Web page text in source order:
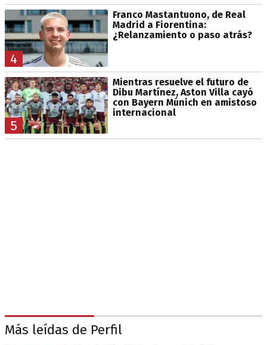
4
Franco Mastantuono, de Real
Madrid a Fiorentina:
¿Relanzamiento o paso atrás?
5
Mientras resuelve el futuro de
Dibu Martínez, Aston Villa cayó
con Bayern Múnich en amistoso
internacional
Más leídas de Perfil